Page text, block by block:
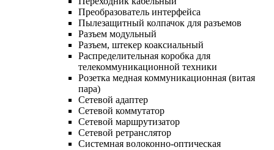
Преобразователь интерфейса
Пылезащитный колпачок для разъемов
Разъем модульный
Разъем, штекер коаксиальный
Распределительная коробка для
телекоммуникационной техники
Розетка медная коммуникационная (витая
пара)
Сетевой адаптер
Сетевой коммутатор
Сетевой маршрутизатор
Сетевой ретранслятор
Системная волоконно-оптическая